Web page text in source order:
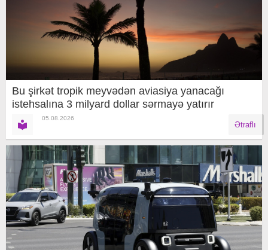
Bu şirkət tropik meyvədən aviasiya yanacağı
istehsalına 3 milyard dollar sərmayə yatırır
05.08.2026
Ətraflı